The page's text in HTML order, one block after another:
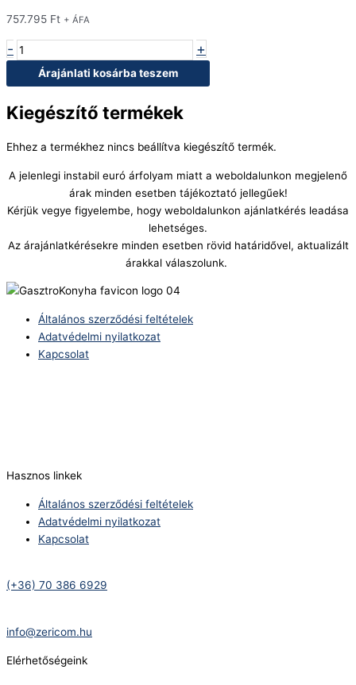
757.795 Ft + ÁFA
- +
Árajánlati kosárba teszem
Kiegészítő termékek
Ehhez a termékhez nincs beállítva kiegészítő termék.
A jelenlegi instabil euró árfolyam miatt a weboldalunkon megjelenő
árak minden esetben tájékoztató jellegűek!
Kérjük vegye figyelembe, hogy weboldalunkon ajánlatkérés leadása
lehetséges.
Az árajánlatkérésekre minden esetben rövid határidővel, aktualizált
árakkal válaszolunk.
Általános szerződési feltételek
Adatvédelmi nyilatkozat
Kapcsolat
Hasznos linkek
Általános szerződési feltételek
Adatvédelmi nyilatkozat
Kapcsolat
(+36) 70 386 6929
info@zericom.hu
Elérhetőségeink